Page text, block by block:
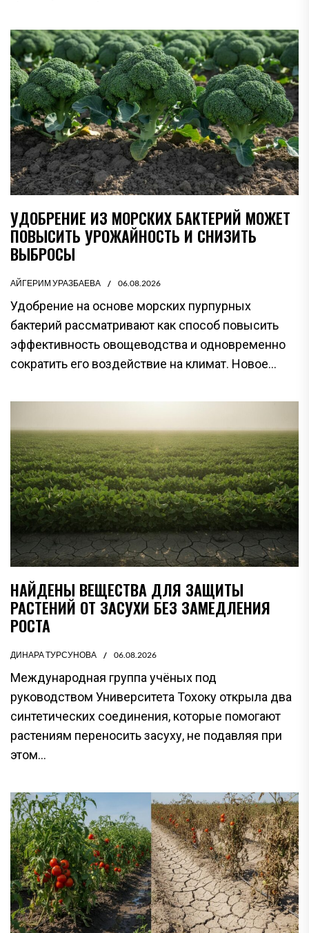
УДОБРЕНИЕ ИЗ МОРСКИХ БАКТЕРИЙ МОЖЕТ
ПОВЫСИТЬ УРОЖАЙНОСТЬ И СНИЗИТЬ
ВЫБРОСЫ
АЙГЕРИМ УРАЗБАЕВА 06.08.2026
Удобрение на основе морских пурпурных
бактерий рассматривают как способ повысить
эффективность овощеводства и одновременно
сократить его воздействие на климат. Новое...
НАЙДЕНЫ ВЕЩЕСТВА ДЛЯ ЗАЩИТЫ
РАСТЕНИЙ ОТ ЗАСУХИ БЕЗ ЗАМЕДЛЕНИЯ
РОСТА
ДИНАРА ТУРСУНОВА 06.08.2026
Международная группа учёных под
руководством Университета Тохоку открыла два
синтетических соединения, которые помогают
растениям переносить засуху, не подавляя при
этом...